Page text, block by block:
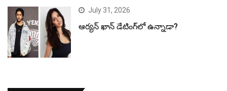
July 31, 2026
ఆర్యన్ ఖాన్ డేటింగ్‌లో ఉన్నాడా?